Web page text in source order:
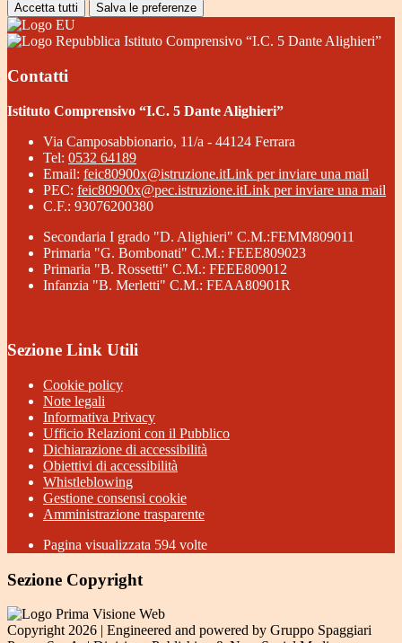
Accetta tutti Salva le preferenze
Istituto Comprensivo “I.C. 5 Dante Alighieri”
Contatti
Istituto Comprensivo “I.C. 5 Dante Alighieri”
Via Camposabbionario, 11/a - 44124 Ferrara
Tel: 0532 64189
Email: feic80900x@istruzione.itLink per inviare una mail
PEC: feic80900x@pec.istruzione.itLink per inviare una mail
C.F.: 93076200380
Secondaria I grado "D. Alighieri" C.M.:FEMM809011
Primaria "G. Bombonati" C.M.: FEEE809023
Primaria "B. Rossetti" C.M.: FEEE809012
Infanzia "B. Merletti" C.M.: FEAA80901R
Sezione Link Utili
Cookie policy
Note legali
Informativa Privacy
Ufficio Relazioni con il Pubblico
Dichiarazione di accessibilità
Obiettivi di accessibilità
Whistleblowing
Gestione consensi cookie
Amministrazione trasparente
Pagina visualizzata 594 volte
Sezione Copyright
Copyright 2026 | Engineered and powered by Gruppo Spaggiari